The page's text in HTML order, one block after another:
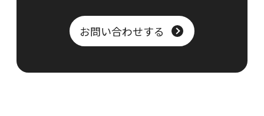
お問い合わせする